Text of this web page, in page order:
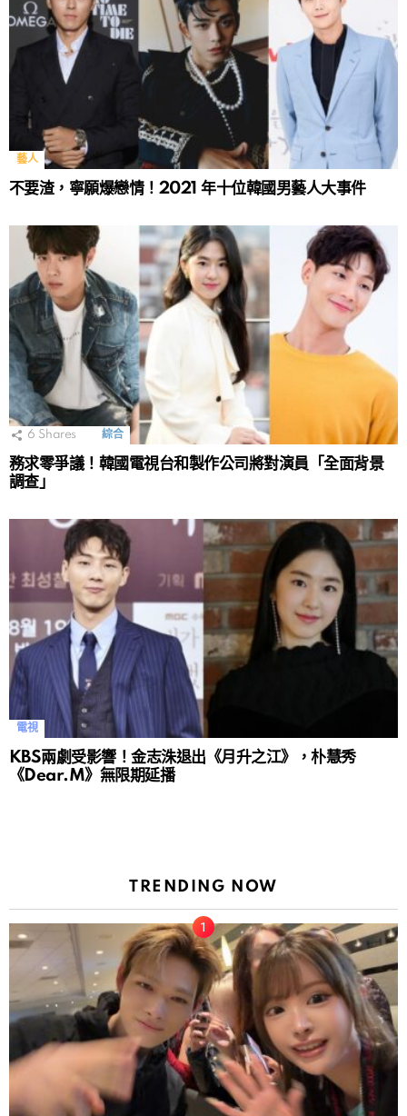
藝人
不要渣，寧願爆戀情！2021 年十位韓國男藝人大事件
6 Shares 綜合
務求零爭議！韓國電視台和製作公司將對演員「全面背景
調查」
電視
KBS兩劇受影響！金志洙退出《月升之江》，朴慧秀
《Dear.M》無限期延播 ​​​​
TRENDING NOW